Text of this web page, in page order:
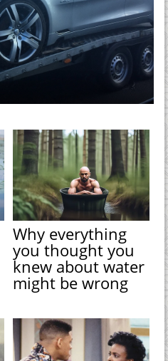
Why everything
you thought you
knew about water
might be wrong